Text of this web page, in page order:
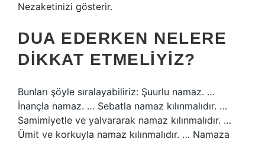
Nezaketinizi gösterir.
DUA EDERKEN NELERE
DIKKAT ETMELIYIZ?
Bunları şöyle sıralayabiliriz: Şuurlu namaz. …
İnançla namaz. … Sebatla namaz kılınmalıdır. …
Samimiyetle ve yalvararak namaz kılınmalıdır. …
Ümit ve korkuyla namaz kılınmalıdır. … Namaza